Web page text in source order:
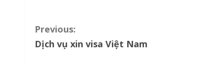
C
o
Previous:
Dịch vụ xin visa Việt Nam